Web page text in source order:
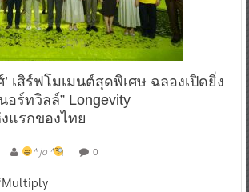
เสิร์ฟโมเมนต์สุดพิเศษ ฉลองเปิดยิ่ง
อร์ทวิลล์” Longevity
แรกของไทย
^ jo ^ 0